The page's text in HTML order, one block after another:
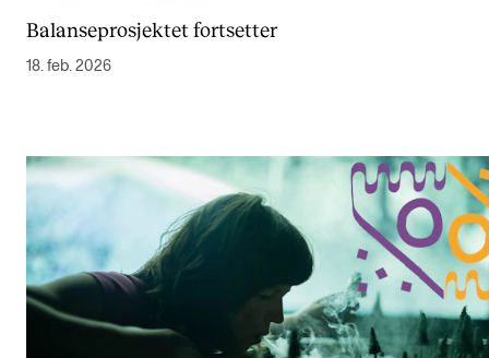
Balanseprosjektet fortsetter
18. feb. 2026